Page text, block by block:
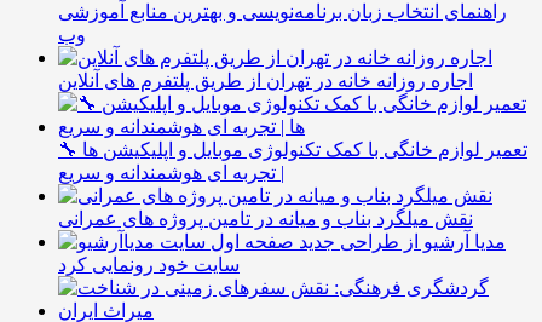
راهنمای انتخاب زبان برنامه‌نویسی و بهترین منابع آموزشی
وب
اجاره روزانه خانه در تهران از طریق پلتفرم های آنلاین
🔧 تعمیر لوازم خانگی با کمک تکنولوژی موبایل و اپلیکیشن ها
| تجربه ای هوشمندانه و سریع
نقش میلگرد بناب و میانه در تامین پروژه های عمرانی
مدیا آرشیو از طراحی جدید
سایت خود رونمایی کرد